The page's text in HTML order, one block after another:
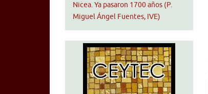
Nicea. Ya pasaron 1700 años (P.
Miguel Ángel Fuentes, IVE)